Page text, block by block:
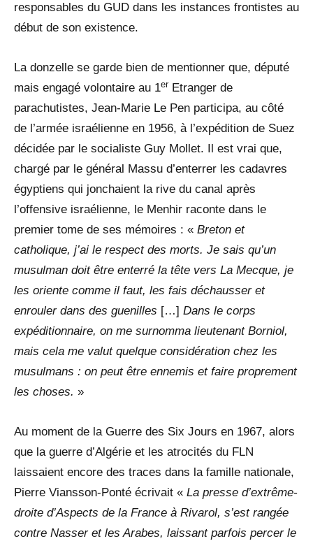
responsables du GUD dans les instances frontistes au
début de son existence.
La donzelle se garde bien de mentionner que, député
mais engagé volontaire au 1er Etranger de
parachutistes, Jean-Marie Le Pen participa, au côté
de l’armée israélienne en 1956, à l’expédition de Suez
décidée par le socialiste Guy Mollet. Il est vrai que,
chargé par le général Massu d’enterrer les cadavres
égyptiens qui jonchaient la rive du canal après
l’offensive israélienne, le Menhir raconte dans le
premier tome de ses mémoires : « Breton et
catholique, j’ai le respect des morts. Je sais qu’un
musulman doit être enterré la tête vers La Mecque, je
les oriente comme il faut, les fais déchausser et
enrouler dans des guenilles […] Dans le corps
expéditionnaire, on me surnomma lieutenant Borniol,
mais cela me valut quelque considération chez les
musulmans : on peut être ennemis et faire proprement
les choses. »
Au moment de la Guerre des Six Jours en 1967, alors
que la guerre d’Algérie et les atrocités du FLN
laissaient encore des traces dans la famille nationale,
Pierre Viansson-Ponté écrivait « La presse d’extrême-
droite d’Aspects de la France à Rivarol, s’est rangée
contre Nasser et les Arabes, laissant parfois percer le